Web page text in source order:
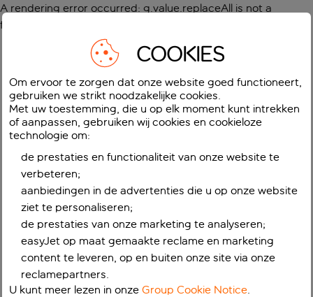
A rendering error occurred: g.value.replaceAll is not a
function
COOKIES
Om ervoor te zorgen dat onze website goed functioneert,
gebruiken we strikt noodzakelijke cookies.
Met uw toestemming, die u op elk moment kunt intrekken
of aanpassen, gebruiken wij cookies en cookieloze
technologie om:
de prestaties en functionaliteit van onze website te
verbeteren;
aanbiedingen in de advertenties die u op onze website
ziet te personaliseren;
de prestaties van onze marketing te analyseren;
easyJet op maat gemaakte reclame en marketing
content te leveren, op en buiten onze site via onze
reclamepartners.
U kunt meer lezen in onzeGroup Cookie Notice.